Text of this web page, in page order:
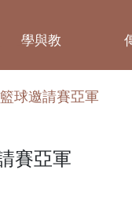
學與教
球邀請賽亞軍
賽亞軍